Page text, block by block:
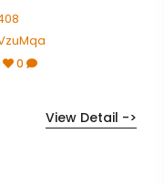
0
View Detail ->